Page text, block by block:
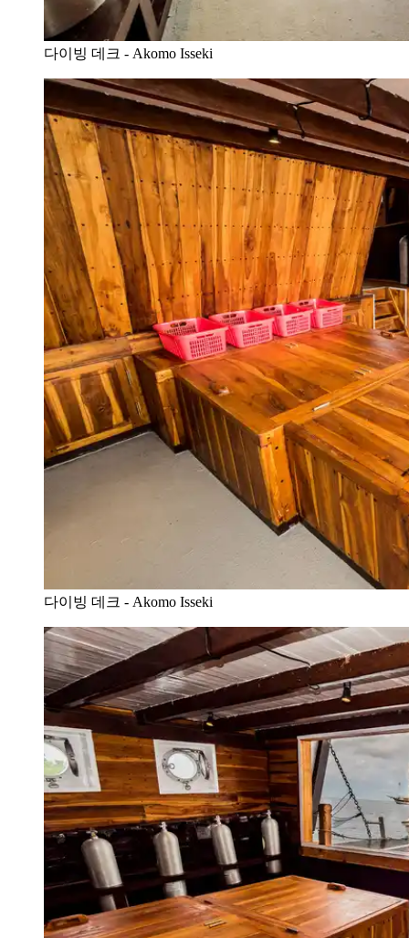
다이빙 데크 - Akomo Isseki
다이빙 데크 - Akomo Isseki